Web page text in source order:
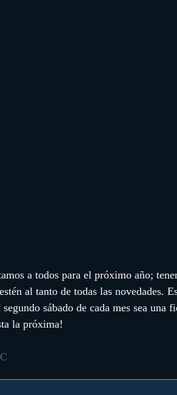
a todos para el próximo año;
al tanto de todas las novedades.
segundo sábado de cada mes sea
la próxima!